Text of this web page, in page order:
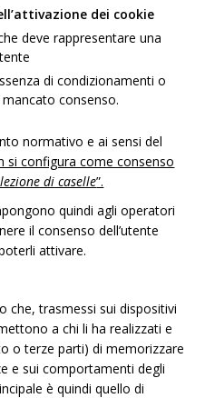
dei cookie
deve rappresentare una
di condizionamenti o
consenso.
normativo e ai sensi del
si configura come consenso
di caselle”.
quindi agli operatori
il consenso dell’utente
attivare.
che, trasmessi sui dispositivi
a chi li ha realizzati e
o terze parti) di memorizzare
e sui comportamenti degli
è quindi quello di